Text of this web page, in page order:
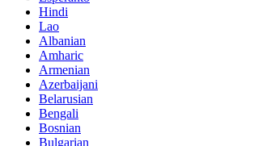
Hindi
Lao
Albanian
Amharic
Armenian
Azerbaijani
Belarusian
Bengali
Bosnian
Bulgarian